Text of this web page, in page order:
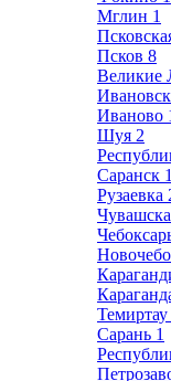
Мглин 1
Псков 8
Великие
Иваново
Шуя 2
Саранск
Рузаевка
Темиртау
Сарань 1